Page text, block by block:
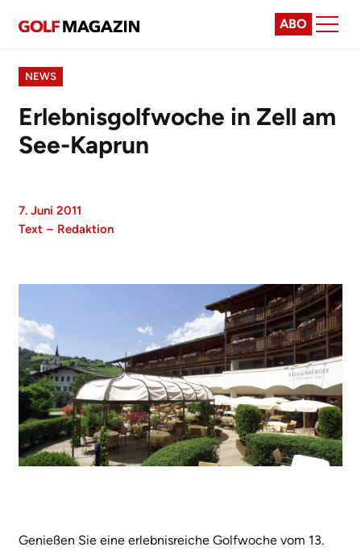
ABO
NEWS
Erlebnisgolfwoche in Zell am
See-Kaprun
7. Juni 2011
Text – Redaktion
Genießen Sie eine erlebnisreiche Golfwoche vom 13.